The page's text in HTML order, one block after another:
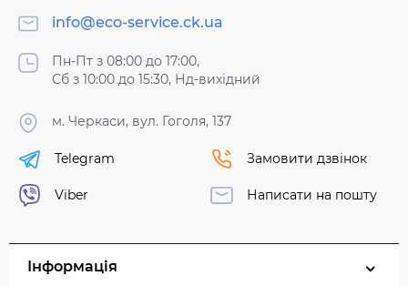
info@eco-service.ck.ua
Пн-Пт з 08:00 до 17:00,
Сб з 10:00 до 15:30, Нд-вихідний
м. Черкаси, вул. Гоголя, 137
Telegram
Viber
Замовити дзвінок
Написати на пошту
Інформація